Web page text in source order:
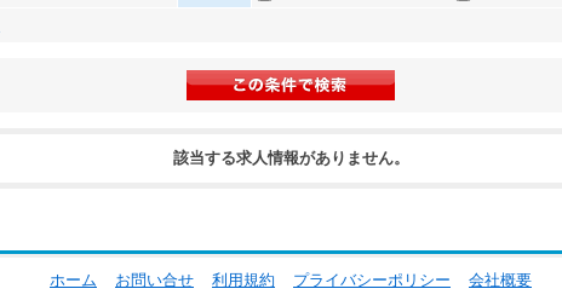
該当する求人情報がありません。
ホーム お問い合せ 利用規約 プライバシーポリシー 会社概要